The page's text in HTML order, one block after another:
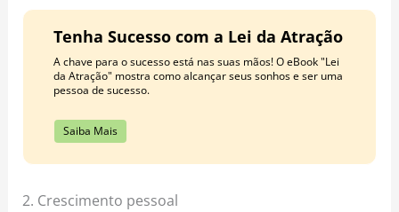
Tenha Sucesso com a Lei da Atração
A chave para o sucesso está nas suas mãos! O eBook "Lei
da Atração" mostra como alcançar seus sonhos e ser uma
pessoa de sucesso.
Saiba Mais
2. Crescimento pessoal